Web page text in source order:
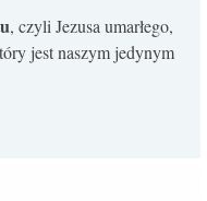
, czyli Jezusa umarłego,
jest naszym jedynym